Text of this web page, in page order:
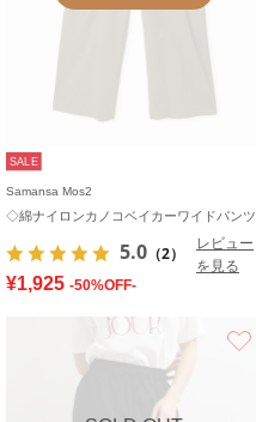
SALE
Samansa Mos2
◇綿ナイロンカノコベイカーワイドパンツ
5.0 （2）
レビュー
を見る
¥1,925 -50%OFF-